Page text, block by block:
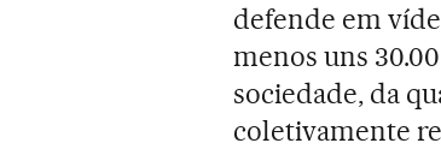
defende em
menos uns
sociedade, da
coletivamente